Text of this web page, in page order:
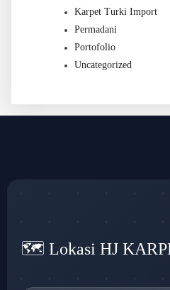
Karpet Turki Import
Permadani
Portofolio
Uncategorized
🗺️ Lokasi HJ